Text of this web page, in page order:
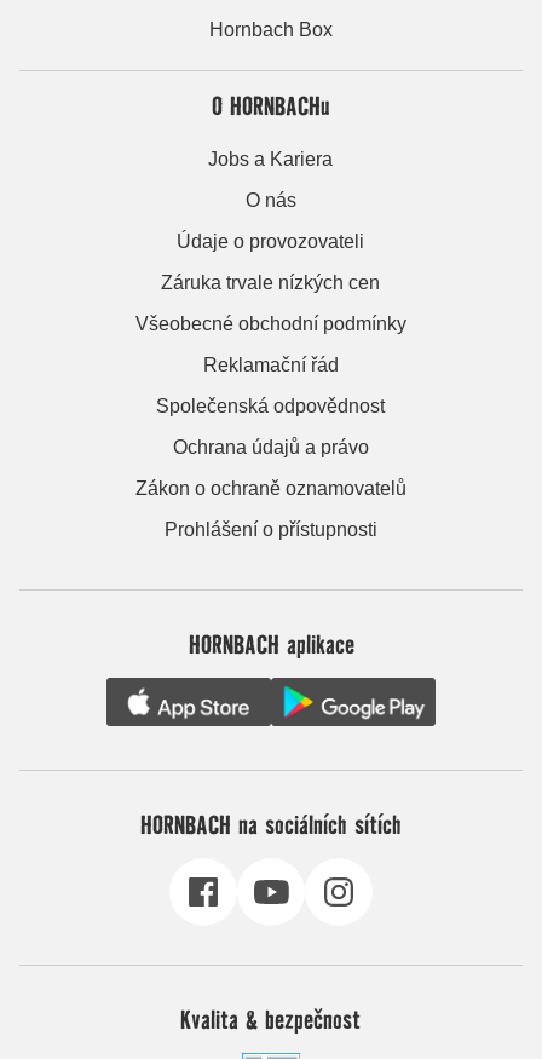
Hornbach Box
O HORNBACHu
Jobs a Kariera
O nás
Údaje o provozovateli
Záruka trvale nízkých cen
Všeobecné obchodní podmínky
Reklamační řád
Společenská odpovědnost
Ochrana údajů a právo
Zákon o ochraně oznamovatelů
Prohlášení o přístupnosti
HORNBACH aplikace
HORNBACH na sociálních sítích
Kvalita & bezpečnost